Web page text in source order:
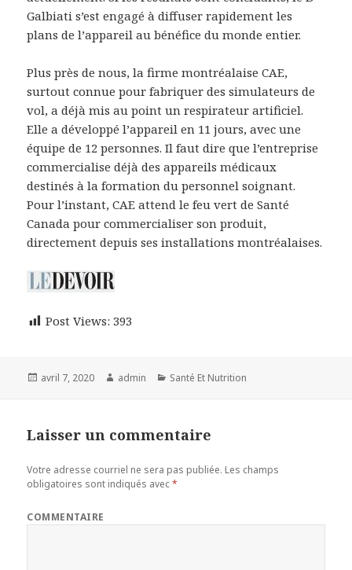
Galbiati s’est engagé à diffuser rapidement les
plans de l’appareil au bénéfice du monde entier.
Plus près de nous, la firme montréalaise CAE,
surtout connue pour fabriquer des simulateurs de
vol, a déjà mis au point un respirateur artificiel.
Elle a développé l’appareil en 11 jours, avec une
équipe de 12 personnes. Il faut dire que l’entreprise
commercialise déjà des appareils médicaux
destinés à la formation du personnel soignant.
Pour l’instant, CAE attend le feu vert de Santé
Canada pour commercialiser son produit,
directement depuis ses installations montréalaises.
Post Views:393
Publié
avril 7, 2020 Auteur
admin Catégories
Santé Et Nutrition
Laisser un commentaire
Votre adresse courriel ne sera pas publiée. Les champs
obligatoires sont indiqués avec*
COMMENTAIRE